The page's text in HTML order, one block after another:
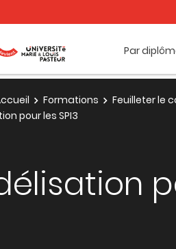
Par
Formations Feuilleter le
pour les SPI3